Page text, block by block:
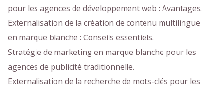
pour les agences de développement web : Avantages.
Externalisation de la création de contenu multilingue
en marque blanche : Conseils essentiels.
Stratégie de marketing en marque blanche pour les
agences de publicité traditionnelle.
Externalisation de la recherche de mots-clés pour les